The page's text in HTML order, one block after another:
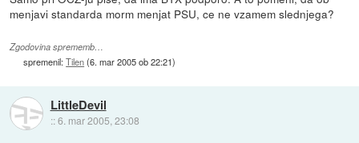
menjavi standarda morm menjat PSU, ce ne vzamem slednjega?
Zgodovina sprememb…
spremenil:Tilen(6. mar 2005 ob 22:21)
LittleDevil
::6. mar 2005, 23:08